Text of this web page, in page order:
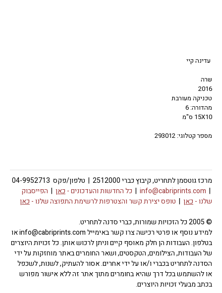
עדינה קיי
שרה
2016
טכניקה מעורבת
מהדורה: 6
15X10 ס"מ
מספר קטלוגי: 293012
מרכז גוטסמן לתחריט, קיבוץ כברי 2512000 | טלפון/פקס 04-9952713
|
info@cabriprints.com
| כל החדשות והעדכונים -כאן | הפייסבוק
שלנו -כאן | טופס יצירת קשר והצטרפות לרשימת התפוצה שלנו -כאן
© 2005 כל הזכויות שמורות, כברי סדנה לתחריט.
למידע נוסף או פרטי רכישה צרו קשר באימייל info@cabriprints.com או
בטלפון. העבודות הן חלק מאוסף קיים וניתן לרכוש אותן. כל זכויות היוצרים
של העבודות, הצילומים, הטקסטים, ושאר החומרים באתר מוחזקות על ידי
הסדנה לתחריט בכברי ו/או על ידי אחרים. אסור להעתיק, לשנות, לשכפל
או להשתמש בכל דרך שהיא בחומרים מתוך אתר זה ללא אישור מפורש
בכתב מבעלי זכויות היוצרים.